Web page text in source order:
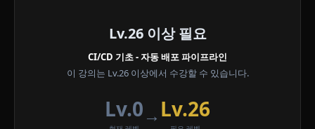
Lv.26 이상 필요
CI/CD 기초 - 자동 배포 파이프라인
이 강의는 Lv.26 이상에서 수강할 수 있습니다.
Lv.0→ Lv.26